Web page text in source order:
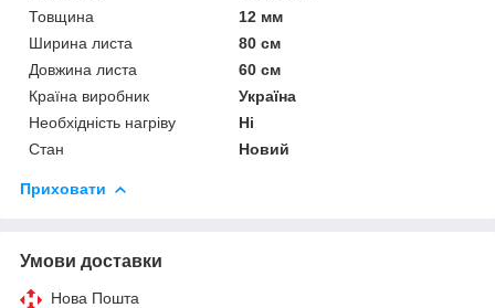
Товщина
12 мм
Ширина листа
80 см
Довжина листа
60 см
Країна виробник
Україна
Необхідність нагріву
Ні
Стан
Новий
Приховати
Умови доставки
Нова Пошта